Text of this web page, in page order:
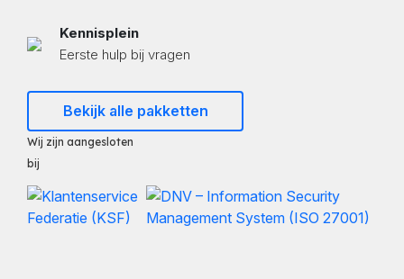
Kennisplein
Eerste hulp bij vragen
Bekijk alle pakketten
Wij zijn aangesloten
bij